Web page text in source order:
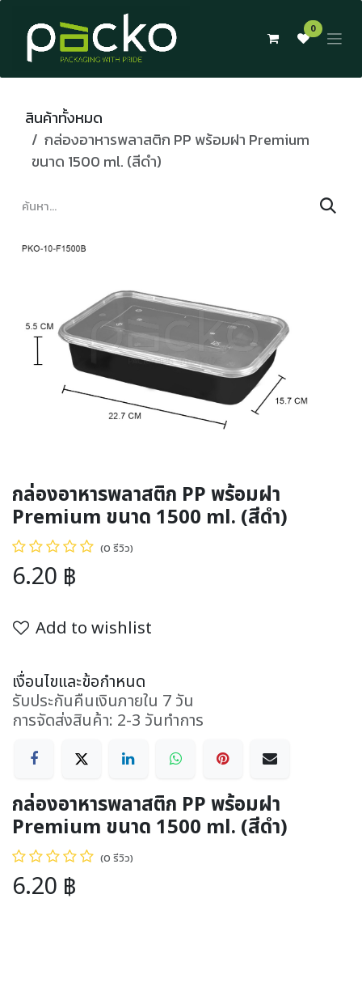
Skip to Content
0
สินค้าทั้งหมด
กล่องอาหารพลาสติก PP พร้อมฝา Premium
ขนาด 1500 ml. (สีดำ)
กล่องอาหารพลาสติก PP พร้อมฝา
Premium ขนาด 1500 ml. (สีดำ)
(0 รีวิว)
6.20 ฿
Add to wishlist
เงื่อนไขและข้อกำหนด
รับประกันคืนเงินภายใน 7 วัน
การจัดส่งสินค้า: 2-3 วันทำการ
กล่องอาหารพลาสติก PP พร้อมฝา
Premium ขนาด 1500 ml. (สีดำ)
(0 รีวิว)
6.20 ฿